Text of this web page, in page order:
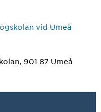
vid Umeå
901 87 Umeå